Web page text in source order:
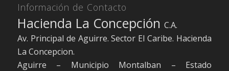
Información de Contacto
Hacienda La Concepción C.A.
Av. Principal de Aguirre. Sector El Caribe. Hacienda
La Concepcion.
Aguirre – Municipio Montalban – Estado